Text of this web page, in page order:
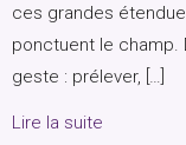
ces grandes
ponctuent le champ.
geste : prélever, […]
Lire la suite